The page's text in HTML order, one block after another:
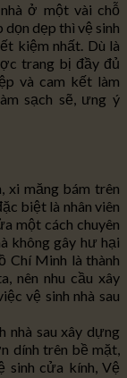
ở một vài chỗ
dọn dẹp thì vệ sinh
kiệm nhất. Dù là
trang bị đầy đủ
và cam kết làm
sạch sẽ, ưng ý
xi măng bám trên
biệt là nhân viên
một cách chuyên
không gây hư hại
Chí Minh là thành
nên nhu cầu xây
vệ sinh nhà sau
nhà sau xây dựng
dính trên bề mặt,
sinh cửa kính, Vệ